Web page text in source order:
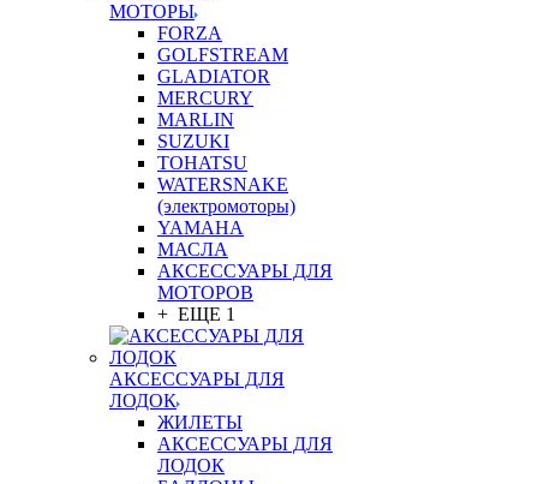
МОТОРЫ
FORZA
GOLFSTREAM
GLADIATOR
MERCURY
MARLIN
SUZUKI
TOHATSU
WATERSNAKE
(электромоторы)
YAMAHA
МАСЛА
АКСЕССУАРЫ ДЛЯ
МОТОРОВ
+ ЕЩЕ 1
АКСЕССУАРЫ ДЛЯ
ЛОДОК
ЖИЛЕТЫ
АКСЕССУАРЫ ДЛЯ
ЛОДОК